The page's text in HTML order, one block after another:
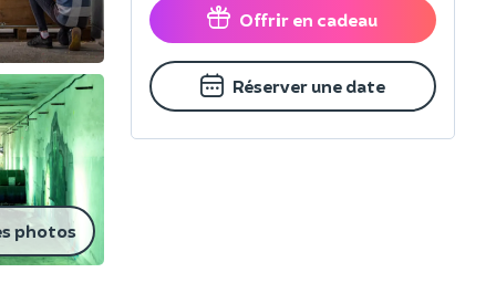
photos
Offrir en cadeau
Réserver une date